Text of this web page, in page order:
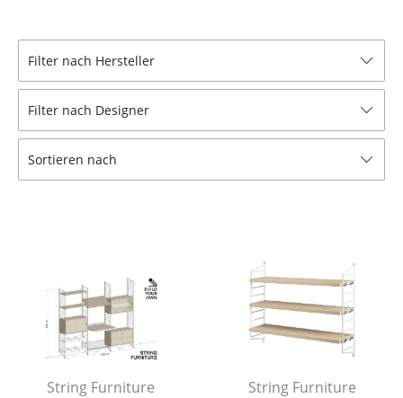
... alle Sitzmöbel
Tische
Esstische
Beistelltische
Konferenztische
Stehtische & Stehpulte
Filter nach Hersteller
Filter nach Designer
Sortieren nach
String Furniture String Furniture